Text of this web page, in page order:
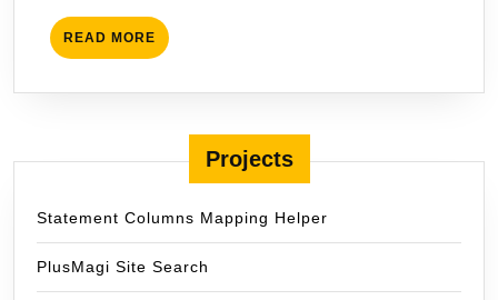
READ MORE READ
MORE
Projects
Statement Columns Mapping Helper
PlusMagi Site Search